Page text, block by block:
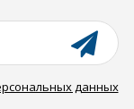
данных